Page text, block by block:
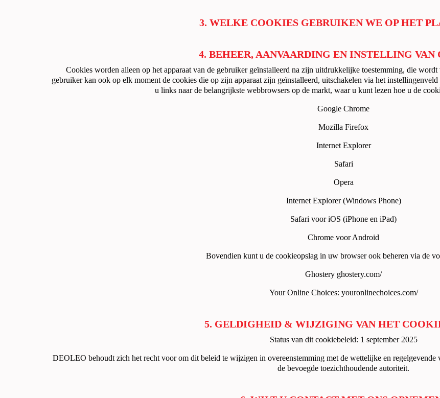
3. WELKE COOKIES GEBRUIKEN WE OP HET
4. BEHEER, AANVAARDING EN INSTELLING VAN
Cookies worden alleen op het apparaat van de gebruiker geïnstalleerd na zijn uitdrukkelijke toestemming, die
gebruiker kan ook op elk moment de cookies die op zijn apparaat zijn geïnstalleerd, uitschakelen via het
u links naar de belangrijkste webbrowsers op de markt, waar u kunt lezen hoe u de
Google Chrome
Mozilla Firefox
Internet Explorer
Safari
Opera
Internet Explorer (Windows Phone)
Safari voor iOS (iPhone en iPad)
Chrome voor Android
Bovendien kunt u de cookieopslag in uw browser ook beheren via de
Ghostery ghostery.com/
Your Online Choices: youronlinechoices.com/
5. GELDIGHEID & WIJZIGING VAN HET
Status van dit cookiebeleid: 1 september 2025
DEOLEO behoudt zich het recht voor om dit beleid te wijzigen in overeenstemming met de wettelijke en regelgevende
de bevoegde toezichthoudende autoriteit.